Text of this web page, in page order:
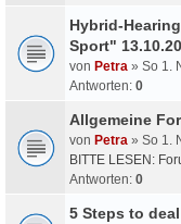
Hybrid-
Sport"
von Petra » So 1.
Antworten: 0
Allgemeine
von Petra » So 1.
BITTE LESEN:
Antworten: 0
5 Steps to